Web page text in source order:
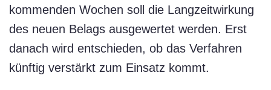
kommenden Wochen soll die Langzeitwirkung
des neuen Belags ausgewertet werden. Erst
danach wird entschieden, ob das Verfahren
künftig verstärkt zum Einsatz kommt.